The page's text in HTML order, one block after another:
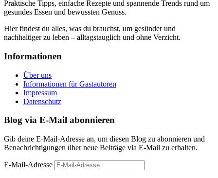
Praktische Tipps, einfache Rezepte und spannende Trends rund um
gesundes Essen und bewussten Genuss.
Hier findest du alles, was du brauchst, um gesünder und
nachhaltiger zu leben – alltagstauglich und ohne Verzicht.
Informationen
Über uns
Informationen für Gastautoren
Impressum
Datenschutz
Blog via E-Mail abonnieren
Gib deine E-Mail-Adresse an, um diesen Blog zu abonnieren und
Benachrichtigungen über neue Beiträge via E-Mail zu erhalten.
E-Mail-Adresse